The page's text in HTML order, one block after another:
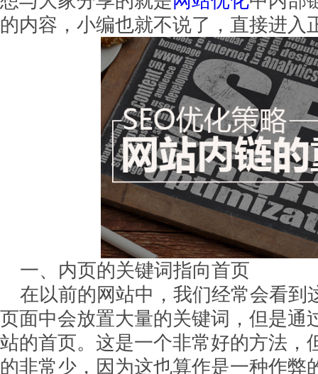
的内容，小编也就不说了，直接进入
一、内页的关键词指向首页
在以前的网站中，我们经常会看到
页面中会放置大量的关键词，但是通
站的首页。这是一个非常好的方法，
的非常少，因为这也算作是一种作弊